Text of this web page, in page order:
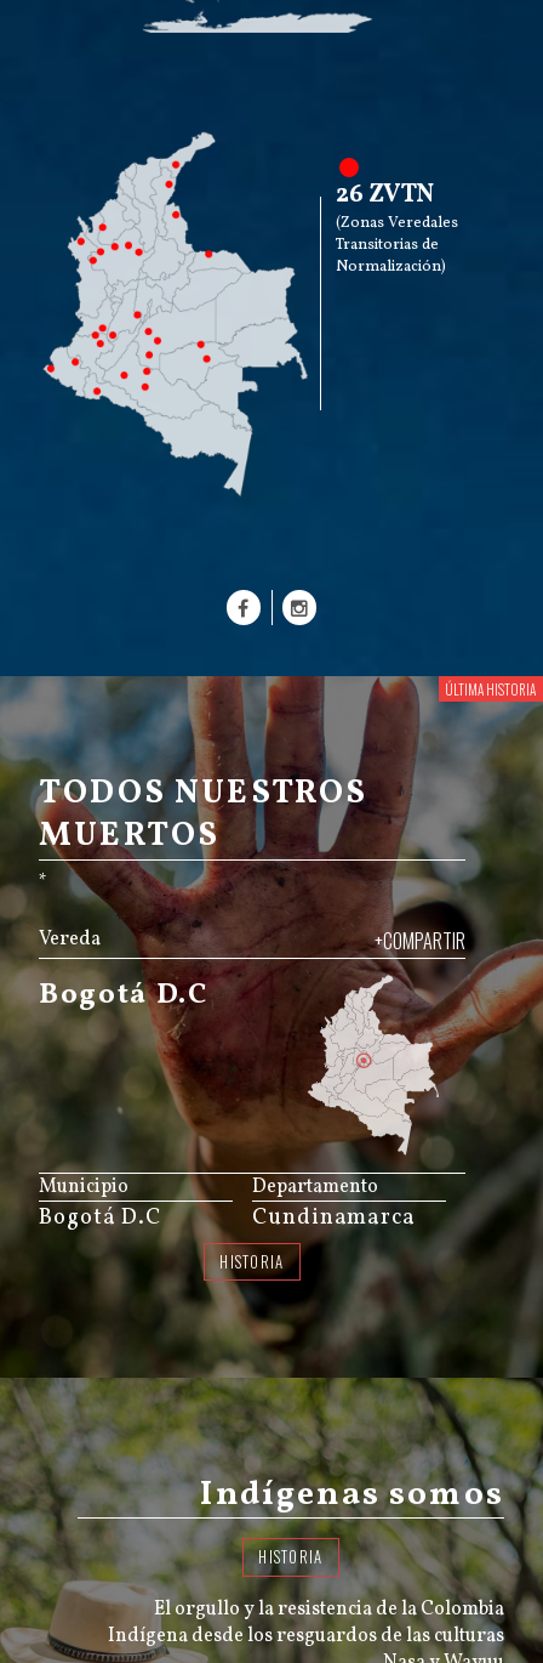
26 ZVTN
(Zonas Veredales
Transitorias de
Normalización)
TODOS NUESTROS
MUERTOS
*
Vereda +COMPARTIR
Bogotá D.C
JS map by amCharts
Municipio
Bogotá D.C
Departamento
Cundinamarca
HISTORIA
Indígenas somos
HISTORIA
El orgullo y la resistencia de la Colombia
Indígena desde los resguardos de las culturas